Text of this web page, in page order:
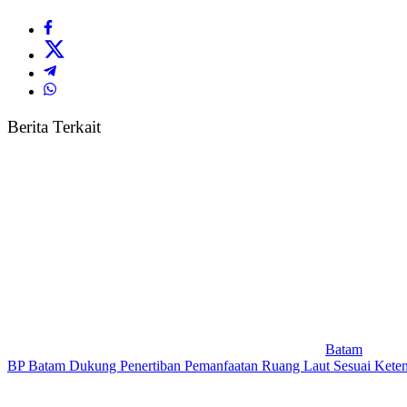
Berita Terkait
Batam
BP Batam Dukung Penertiban Pemanfaatan Ruang Laut Sesuai